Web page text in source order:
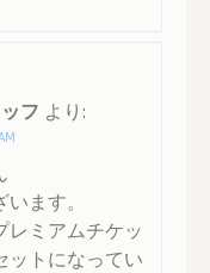
フ より:
ます。
レミアムチケッ
ットになってい